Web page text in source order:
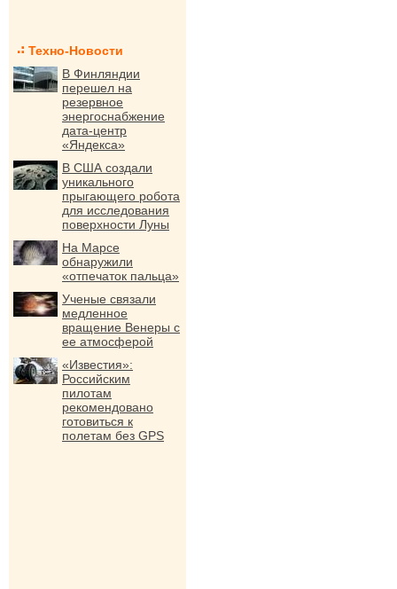
Техно-Новости
В Финляндии
перешел на
резервное
энергоснабжение
дата-центр
«Яндекса»
В США создали
уникального
прыгающего робота
для исследования
поверхности Луны
На Марсе
обнаружили
«отпечаток пальца»
Ученые связали
медленное
вращение Венеры с
ее атмосферой
«Известия»:
Российским
пилотам
рекомендовано
готовиться к
полетам без GPS